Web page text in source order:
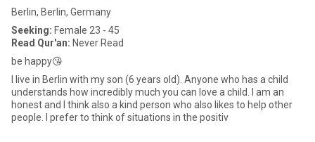
Berlin, Berlin, Germany
Seeking: Female 23 - 45
Read Qur'an: Never Read
be happy😘
I live in Berlin with my son (6 years old). Anyone who has a child
understands how incredibly much you can love a child. I am an
honest and I think also a kind person who also likes to help other
people. I prefer to think of situations in the positiv